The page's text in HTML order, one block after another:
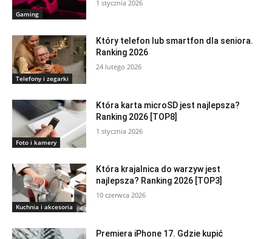
Gaming
1 stycznia 2026
Telefony i zegarki
Który telefon lub smartfon dla seniora.
Ranking 2026
24 lutego 2026
Foto i kamery
Która karta microSD jest najlepsza?
Ranking 2026 [TOP8]
1 stycznia 2026
Kuchnia i akcesoria
Która krajalnica do warzyw jest
najlepsza? Ranking 2026 [TOP3]
10 czerwca 2026
Premiera iPhone 17. Gdzie kupić